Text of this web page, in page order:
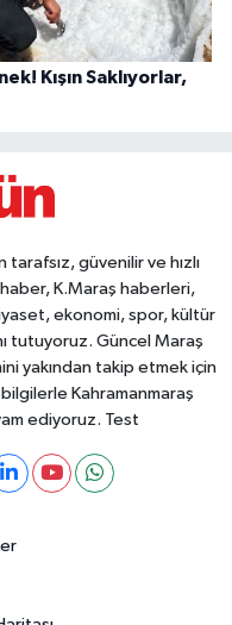
Kışın Saklıyorlar,
tarafsız, güvenilir ve hızlı
haber, K.Maraş haberleri,
ekonomi, spor, kültür
tutuyoruz. Güncel Maraş
yakından takip etmek için
Kahramanmaraş
ediyoruz. Test